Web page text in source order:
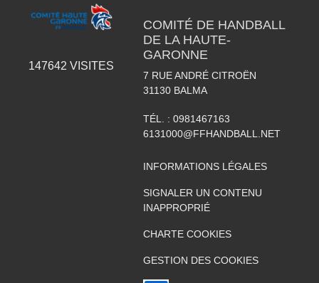
147642 VISITES
COMITÉ DE HANDBALL
DE LA HAUTE-
GARONNE
7 RUE ANDRÉ CITROËN
31130 BALMA
TÉL. : 0981467163
6131000@FFHANDBALL.NET
INFORMATIONS LÉGALES
SIGNALER UN CONTENU
INAPPROPRIÉ
CHARTE COOKIES
GESTION DES COOKIES